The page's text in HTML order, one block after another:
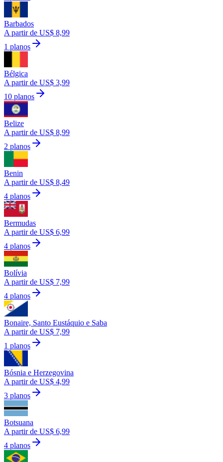
Barbados
A partir de US$ 8,99
1 planos
Bélgica
A partir de US$ 3,99
10 planos
Belize
A partir de US$ 8,99
2 planos
Benin
A partir de US$ 8,49
4 planos
Bermudas
A partir de US$ 6,99
4 planos
Bolívia
A partir de US$ 7,99
4 planos
Bonaire, Santo Eustáquio e Saba
A partir de US$ 7,99
1 planos
Bósnia e Herzegovina
A partir de US$ 4,99
3 planos
Botsuana
A partir de US$ 6,99
4 planos